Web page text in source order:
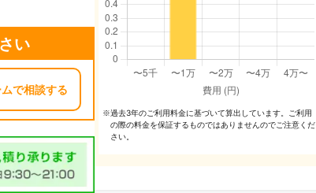
い
で相談する
※過去3年のご利⽤料⾦に基づいて算出しています。ご利⽤
の際の料⾦を保証するものではありませんのでご注意くだ
さい。